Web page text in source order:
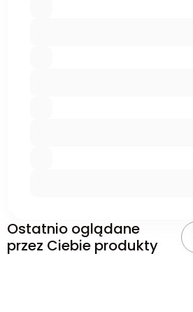
Ostatnio oglądane
przez Ciebie produkty